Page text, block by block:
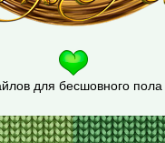
для бесшовного пола